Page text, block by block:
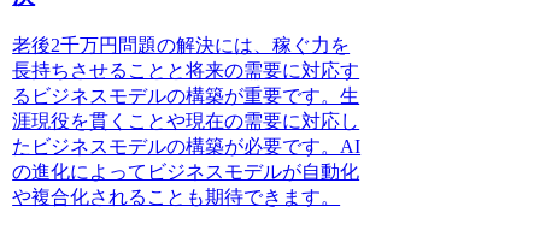
老後2千万円問題の解決には、稼ぐ力を
長持ちさせることと将来の需要に対応す
るビジネスモデルの構築が重要です。生
涯現役を貫くことや現在の需要に対応し
たビジネスモデルの構築が必要です。AI
の進化によってビジネスモデルが自動化
や複合化されることも期待できます。